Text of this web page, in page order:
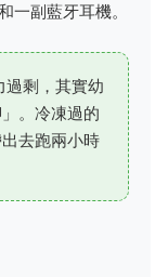
一副藍牙耳機。
過剩，其實幼
。冷凍過的
去跑兩小時